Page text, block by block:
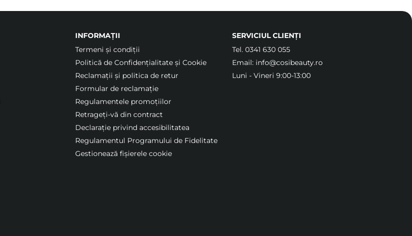
INFORMAȚII
Termeni şi condiții
Politică de Confidențialitate și Cookie
Reclamații și politica de retur
Formular de reclamație
Regulamentele promoțiilor
Retrageți-vă din contract
Declarație privind accesibilitatea
Regulamentul Programului de Fidelitate
Gestionează fișierele cookie
SERVICIUL CLIENȚI
Tel. 0341 630 055
Email: info@cosibeauty.ro
Luni - Vineri 9:00-13:00